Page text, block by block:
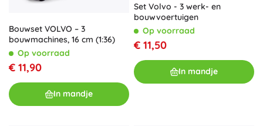
Bouwset VOLVO – 3
bouwmachines, 16 cm (1:36)
Op voorraad
€ 11,90
In mandje
Set Volvo - 3 werk- en
bouwvoertuigen
Op voorraad
€ 11,50
In mandje